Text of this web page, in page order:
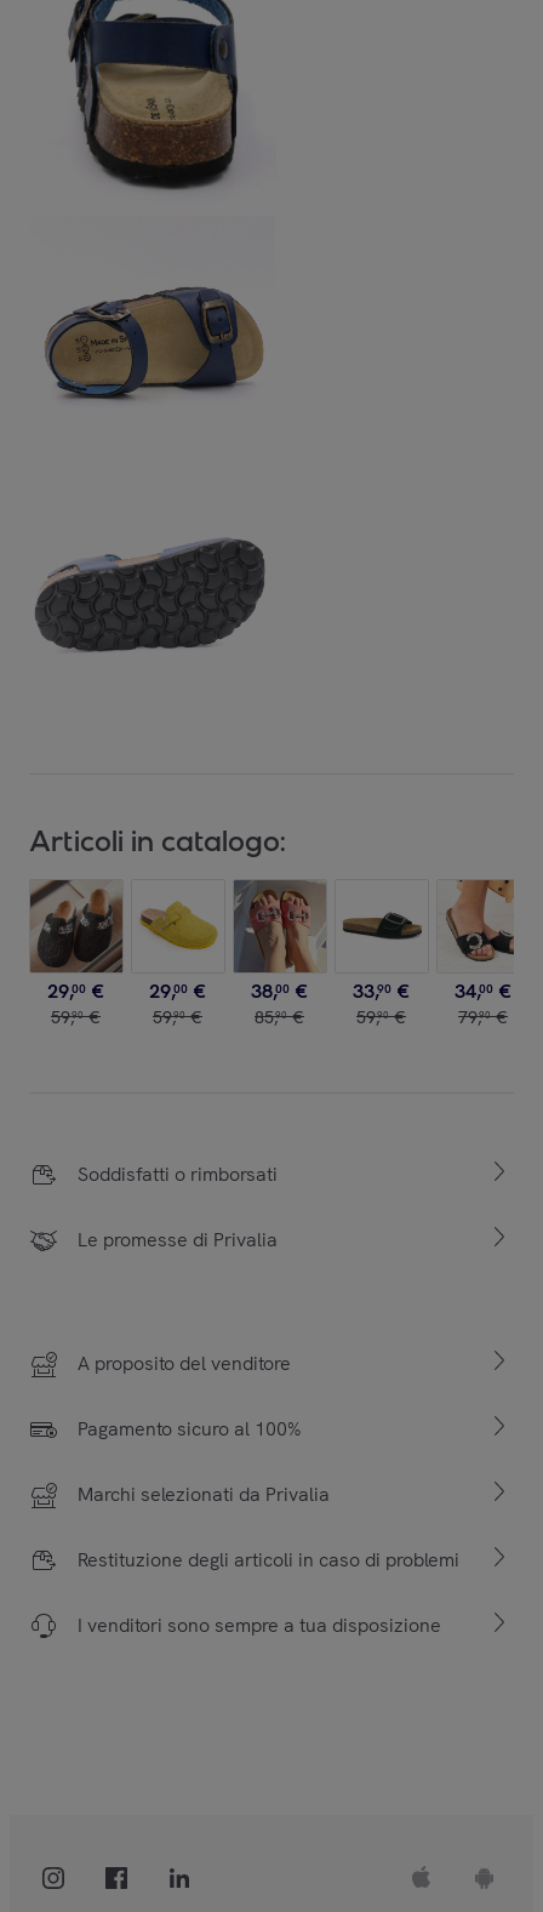
Articoli in catalogo:
29,00 €
59,90 €
29,00 €
59,90 €
38,00 €
85,90 €
33,90 €
59,90 €
34,00 €
79,90 €
Soddisfatti o rimborsati
Le promesse di Privalia
A proposito del venditore
Pagamento sicuro al 100%
Marchi selezionati da Privalia
Restituzione degli articoli in caso di problemi
I venditori sono sempre a tua disposizione